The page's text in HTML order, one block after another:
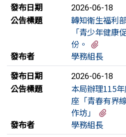
發布日期
2026-06-18
公告標題
轉知衛生福利
「青少年健康
份。
發布者
學務組長
發布日期
2026-06-18
公告標題
本局辦理115
座「青春有界
作坊」
發布者
學務組長